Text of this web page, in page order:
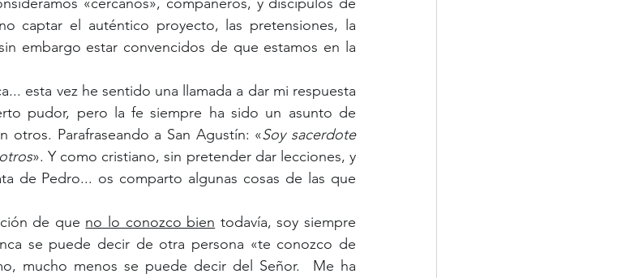
captar el auténtico proyecto, las pretensiones, la
embargo estar convencidos de que estamos en la
pudor, pero la fe siempre ha sido un asunto de
otros. Parafraseando a San Agustín: «Soy sacerdote
». Y como cristiano, sin pretender dar lecciones, y
de Pedro... os comparto algunas cosas de las que
de que no lo conozco bien todavía, soy siempre
se puede decir de otra persona «te conozco de
mucho menos se puede decir del Señor.  Me ha